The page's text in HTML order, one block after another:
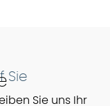
Sie
Sie uns Ihr